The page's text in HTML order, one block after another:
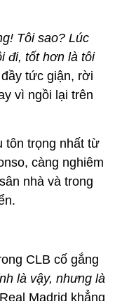
! Tôi sao? Lúc
đi, tốt hơn là tôi
tức giận, rời
vì ngồi lại trên
tôn trọng nhất từ
, càng nghiêm
nhà và trong
CLB cố gắng
là vậy, nhưng là
Madrid khẳng